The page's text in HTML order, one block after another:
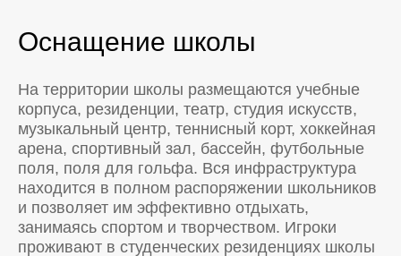
Оснащение школы
На территории школы размещаются учебные
корпуса, резиденции, театр, студия искусств,
музыкальный центр, теннисный корт, хоккейная
арена, спортивный зал, бассейн, футбольные
поля, поля для гольфа. Вся инфраструктура
находится в полном распоряжении школьников
и позволяет им эффективно отдыхать,
занимаясь спортом и творчеством. Игроки
проживают в студенческих резиденциях школы